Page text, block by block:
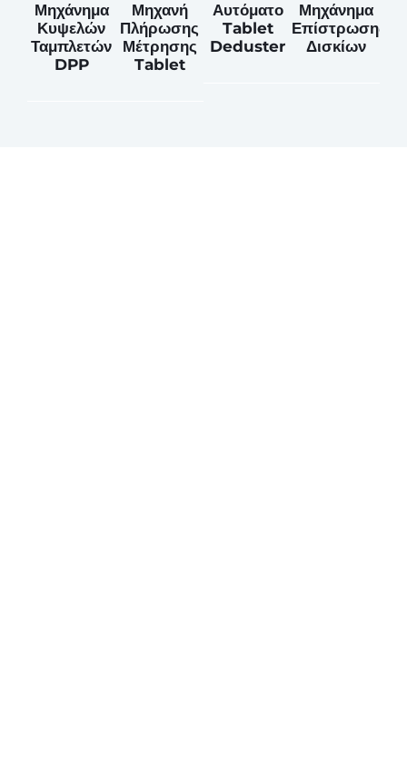
Μηχάνημα
Κυψελών
Ταμπλετών
DPP
Μηχανή
Πλήρωσης
Μέτρησης
Tablet
Αυτόματο
Tablet
Deduster
Μηχάνημα
Επίστρωσης
Δισκίων